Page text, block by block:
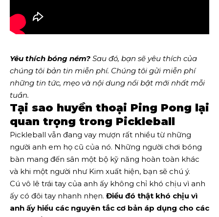
Yêu thích bóng ném? Sau đó, bạn sẽ yêu thích của
chúng tôi bản tin miễn phí. Chúng tôi gửi miễn phí
những tin tức, mẹo và nội dung nổi bật mới nhất mỗi
tuần.
Tại sao huyền thoại Ping Pong lại
quan trọng trong Pickleball
Pickleball vẫn đang vay mượn rất nhiều từ những
người anh em họ cũ của nó. Những người chơi bóng
bàn mang đến sân một bộ kỹ năng hoàn toàn khác
và khi một người như Kim xuất hiện, bạn sẽ chú ý.
Cú vô lê trái tay của anh ấy không chỉ khó chịu vì anh
ấy có đôi tay nhanh nhẹn. Điều đó thật khó chịu vì
anh ấy hiểu các nguyên tắc cơ bản áp dụng cho các